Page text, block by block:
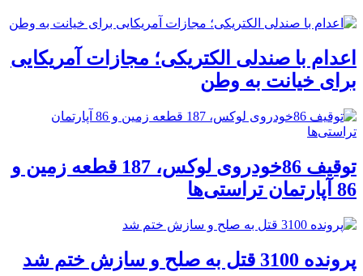
اعدام با صندلی الکتریکی؛ مجازات آمریکایی
برای خیانت به وطن
توقیف 86خودروی لوکس، 187 قطعه زمین و
86 آپارتمان تراستی‌ها
پرونده 3100 قتل به صلح و سازش ختم شد